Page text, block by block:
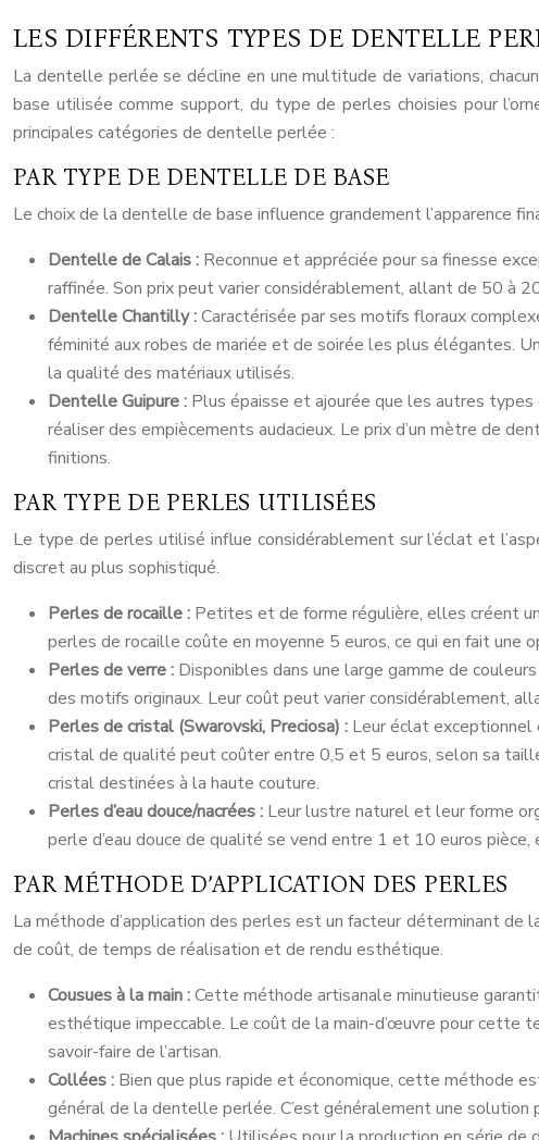
LES DIFFÉRENTS TYPES DE DENTELLE
La dentelle perlée se décline en une multitude de variations,
base utilisée comme support, du type de perles choisies pour
principales catégories de dentelle perlée :
PAR TYPE DE DENTELLE DE BASE
Le choix de la dentelle de base influence grandement l’apparence
Dentelle de Calais : Reconnue et appréciée pour sa finesse
raffinée. Son prix peut varier considérablement, allant de 50 à
Dentelle Chantilly :Caractérisée par ses motifs floraux
féminité aux robes de mariée et de soirée les plus élégantes.
la qualité des matériaux utilisés.
Dentelle Guipure : Plus épaisse et ajourée que les autres
réaliser des empiècements audacieux. Le prix d’un mètre de
finitions.
PAR TYPE DE PERLES UTILISÉES
Le type de perles utilisé influe considérablement sur l’éclat et
discret au plus sophistiqué.
Perles de rocaille : Petites et de forme régulière, elles créent
perles de rocaille coûte en moyenne 5 euros, ce qui en fait une
Perles de verre : Disponibles dans une large gamme de
des motifs originaux. Leur coût peut varier considérablement,
Perles de cristal (Swarovski, Preciosa) : Leur éclat
cristal de qualité peut coûter entre 0,5 et 5 euros, selon sa
cristal destinées à la haute couture.
Perles d’eau douce/nacrées : Leur lustre naturel et leur forme
perle d’eau douce de qualité se vend entre 1 et 10 euros
PAR MÉTHODE D’APPLICATION DES PERLES
La méthode d’application des perles est un facteur déterminant
de coût, de temps de réalisation et de rendu esthétique.
Cousues à la main :Cette méthode artisanale minutieuse
esthétique impeccable. Le coût de la main-d’œuvre pour cette
savoir-faire de l’artisan.
Collées : Bien que plus rapide et économique, cette méthode
général de la dentelle perlée. C’est généralement une